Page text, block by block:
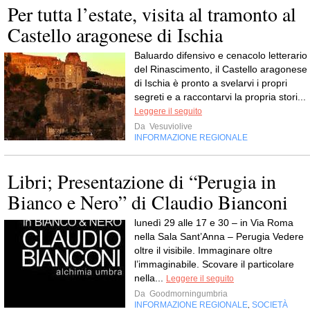
Per tutta l’estate, visita al tramonto al
Castello aragonese di Ischia
Baluardo difensivo e cenacolo letterario
del Rinascimento, il Castello aragonese
di Ischia è pronto a svelarvi i propri
segreti e a raccontarvi la propria stori...
Leggere il seguito
Da Vesuviolive
INFORMAZIONE REGIONALE
Libri; Presentazione di “Perugia in
Bianco e Nero” di Claudio Bianconi
lunedì 29 alle 17 e 30 – in Via Roma
nella Sala Sant’Anna – Perugia Vedere
oltre il visibile. Immaginare oltre
l’immaginabile. Scovare il particolare
nella... Leggere il seguito
Da Goodmorningumbria
INFORMAZIONE REGIONALE, SOCIETÀ